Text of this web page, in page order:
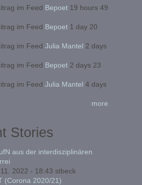
im Feed Bepoet19 hours 49
im Feed Bepoet1 day 20
im Feed Julia Mantel 2 days
im Feed Bepoet2 days 23
im Feed Julia Mantel 4 days
more
Stories
aus der interdisziplinären
2022 - 18:43 stbeck
(Corona 2020/21)